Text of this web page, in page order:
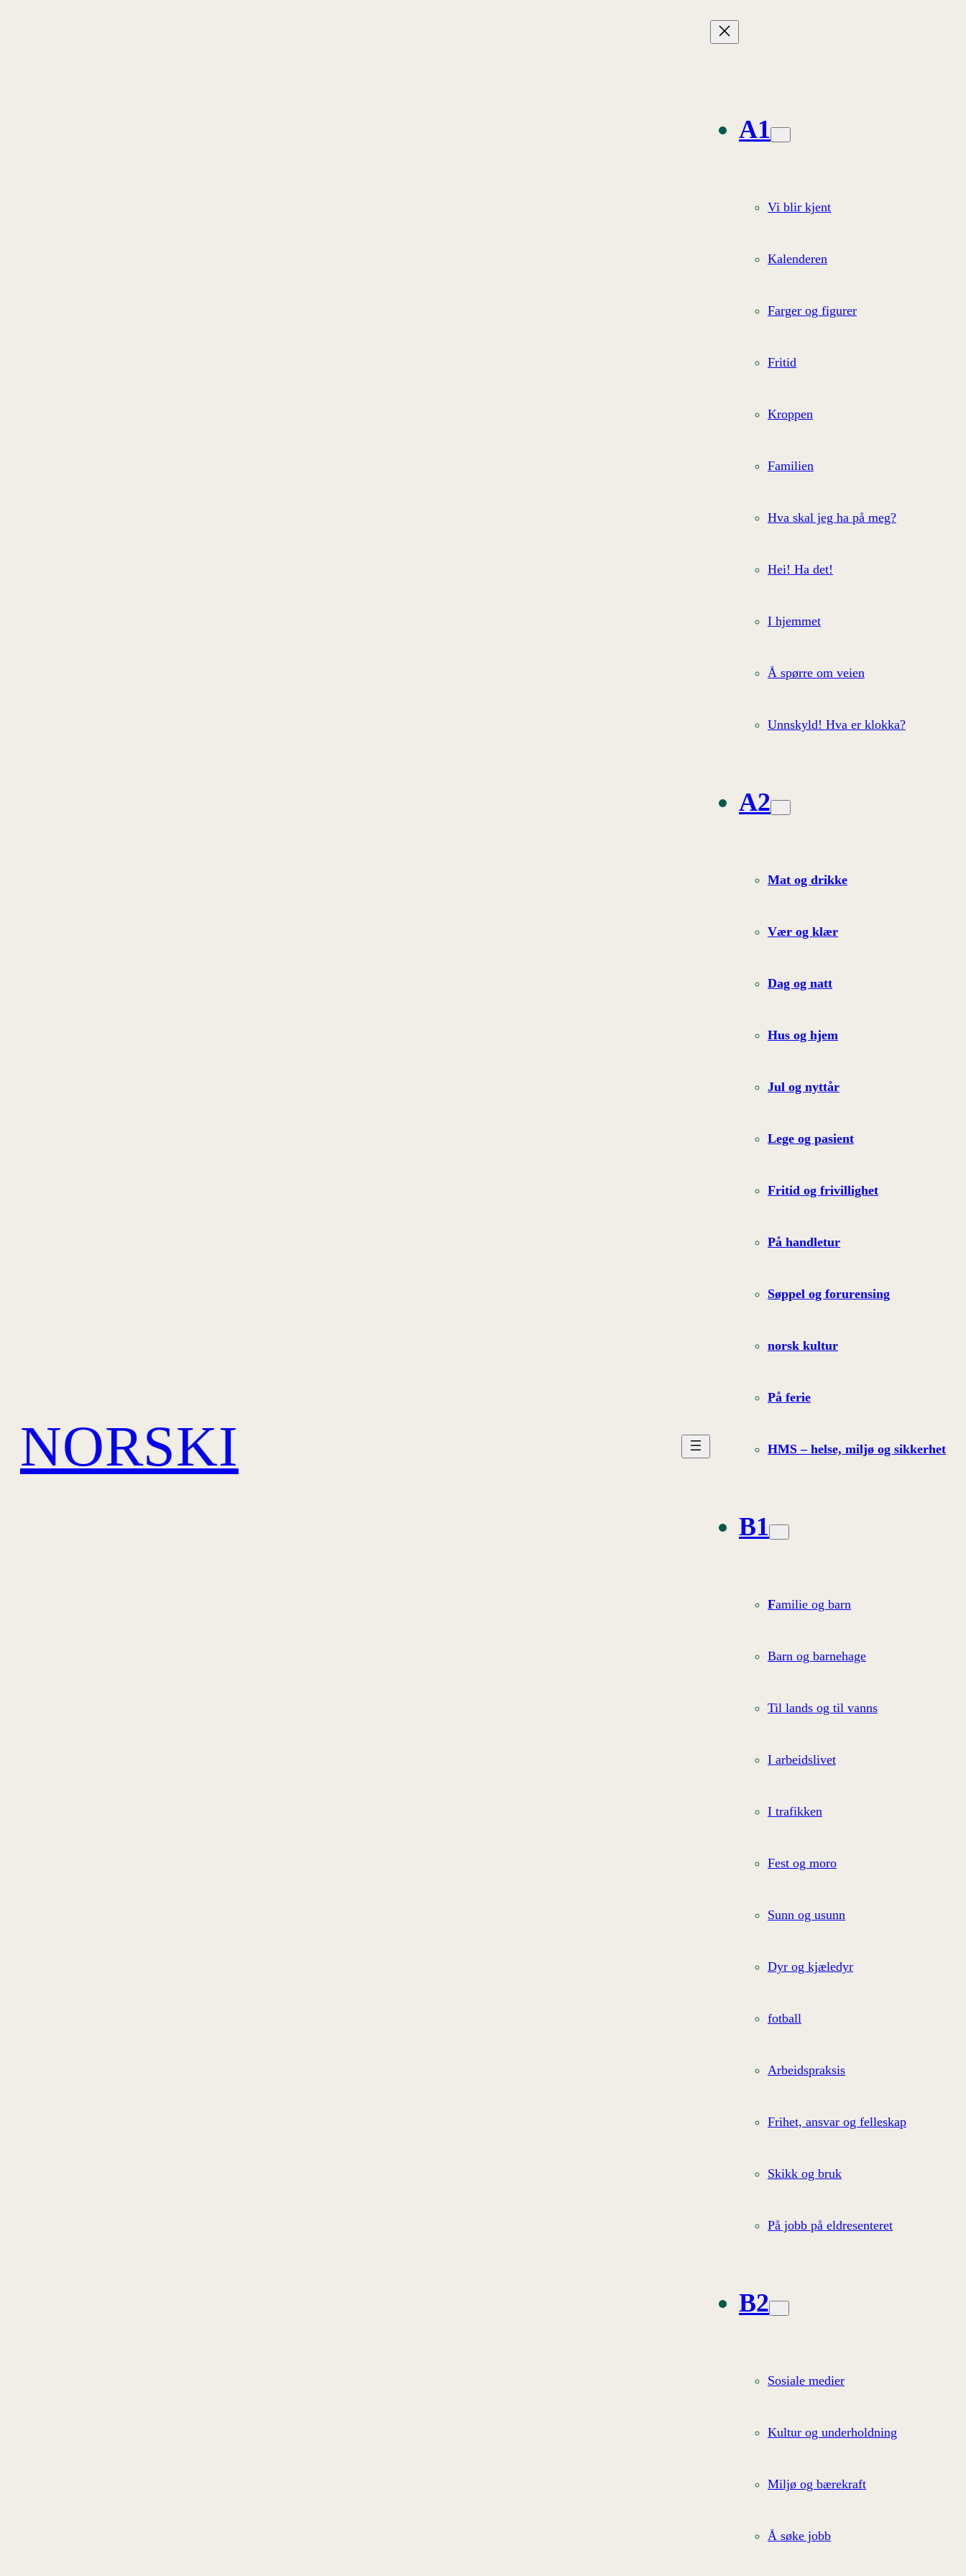
NORSKI
A1
Vi blir kjent
Kalenderen
Farger og figurer
Fritid
Kroppen
Familien
Hva skal jeg ha på meg?
Hei! Ha det!
I hjemmet
Å spørre om veien
Unnskyld! Hva er klokka?
A2
Mat og drikke
Vær og klær
Dag og natt
Hus og hjem
Jul og nyttår
Lege og pasient
Fritid og frivillighet
På handletur
Søppel og forurensing
norsk kultur
På ferie
HMS – helse, miljø og sikkerhet
B1
Familie og barn
Barn og barnehage
Til lands og til vanns
I arbeidslivet
I trafikken
Fest og moro
Sunn og usunn
Dyr og kjæledyr
fotball
Arbeidspraksis
Frihet, ansvar og felleskap
Skikk og bruk
På jobb på eldresenteret
B2
Sosiale medier
Kultur og underholdning
Miljø og bærekraft
Å søke jobb